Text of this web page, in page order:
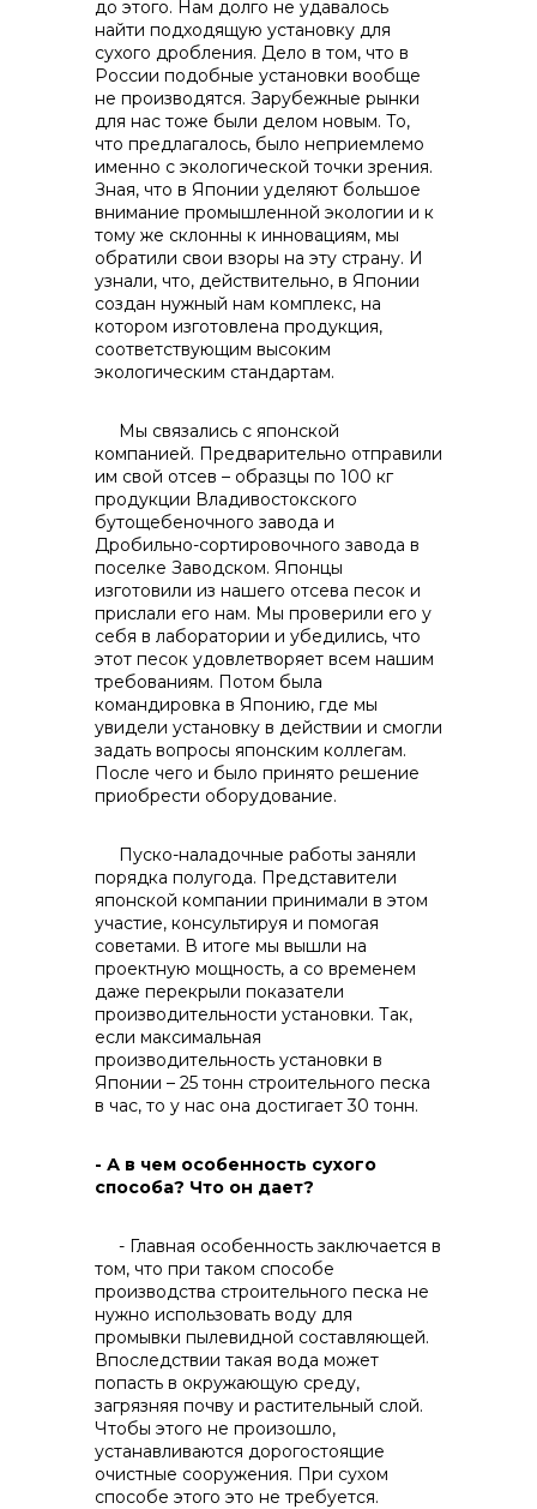
до этого. Нам долго не удавалось
найти подходящую установку для
сухого дробления. Дело в том, что в
России подобные установки вообще
не производятся. Зарубежные рынки
для нас тоже были делом новым. То,
что предлагалось, было неприемлемо
именно с экологической точки зрения.
Зная, что в Японии уделяют большое
внимание промышленной экологии и к
тому же склонны к инновациям, мы
обратили свои взоры на эту страну. И
узнали, что, действительно, в Японии
создан нужный нам комплекс, на
котором изготовлена продукция,
соответствующим высоким
экологическим стандартам.
Мы связались с японской
компанией. Предварительно отправили
им свой отсев – образцы по 100 кг
продукции Владивостокского
бутощебеночного завода и
Дробильно-сортировочного завода в
поселке Заводском. Японцы
изготовили из нашего отсева песок и
прислали его нам. Мы проверили его у
себя в лаборатории и убедились, что
этот песок удовлетворяет всем нашим
требованиям. Потом была
командировка в Японию, где мы
увидели установку в действии и смогли
задать вопросы японским коллегам.
После чего и было принято решение
приобрести оборудование.
Пуско-наладочные работы заняли
порядка полугода. Представители
японской компании принимали в этом
участие, консультируя и помогая
советами. В итоге мы вышли на
проектную мощность, а со временем
даже перекрыли показатели
производительности установки. Так,
если максимальная
производительность установки в
Японии – 25 тонн строительного песка
в час, то у нас она достигает 30 тонн.
- А в чем особенность сухого
способа? Что он дает?
- Главная особенность заключается в
том, что при таком способе
производства строительного песка не
нужно использовать воду для
промывки пылевидной составляющей.
Впоследствии такая вода может
попасть в окружающую среду,
загрязняя почву и растительный слой.
Чтобы этого не произошло,
устанавливаются дорогостоящие
очистные сооружения. При сухом
способе этого это не требуется.